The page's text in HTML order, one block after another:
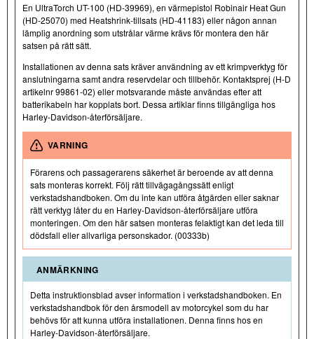
En UltraTorch UT-100 (HD-39969), en värmepistol Robinair Heat Gun
(HD-25070) med Heatshrink-tillsats (HD-41183) eller någon annan
lämplig anordning som utstrålar värme krävs för montera den här
satsen på rätt sätt.
Installationen av denna sats kräver användning av ett krimpverktyg för
anslutningarna samt andra reservdelar och tillbehör. Kontaktsprej (H-D
artikelnr 99861-02) eller motsvarande måste användas efter att
batterikabeln har kopplats bort. Dessa artiklar finns tillgängliga hos
Harley-Davidson-återförsäljare.
VARNING
Förarens och passagerarens säkerhet är beroende av att denna
sats monteras korrekt. Följ rätt tillvägagångssätt enligt
verkstadshandboken. Om du inte kan utföra åtgärden eller saknar
rätt verktyg låter du en Harley-Davidson-återförsäljare utföra
monteringen. Om den här satsen monteras felaktigt kan det leda till
dödsfall eller allvarliga personskador. (00333b)
ANMÄRKNING
Detta instruktionsblad avser information i verkstadshandboken. En
verkstadshandbok för den årsmodell av motorcykel som du har
behövs för att kunna utföra installationen. Denna finns hos en
Harley-Davidson-återförsäljare.